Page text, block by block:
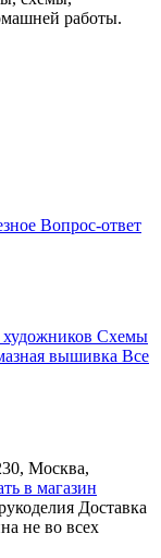
работы.
Вопрос-ответ
Схемы
вышивка Все
Москва,
в магазин
Доставка
не во всех